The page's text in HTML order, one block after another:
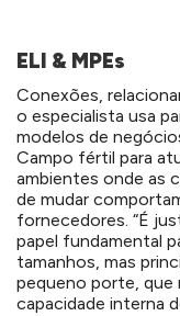
ELI & MPEs
Conexões,
o especialista usa
modelos de
Campo fértil para
ambientes onde as
de mudar
fornecedores. “É
papel fundamental
tamanhos, mas
pequeno porte, que
capacidade interna